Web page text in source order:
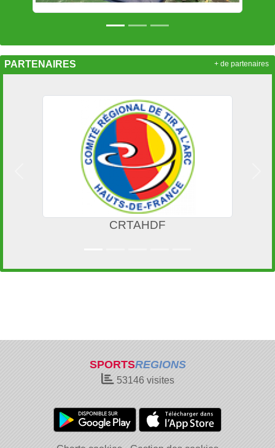
PARTENAIRES + de partenaires
SPORTSREGIONS
53146visites